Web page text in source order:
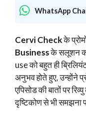
WhatsApp
Cervi Checkके
Businessके सलूशन
use को बहुत ही
अनुभव होते हुए, उन्होंने
एपिसोड की बातों पर
दृष्टिकोण से भी समझना